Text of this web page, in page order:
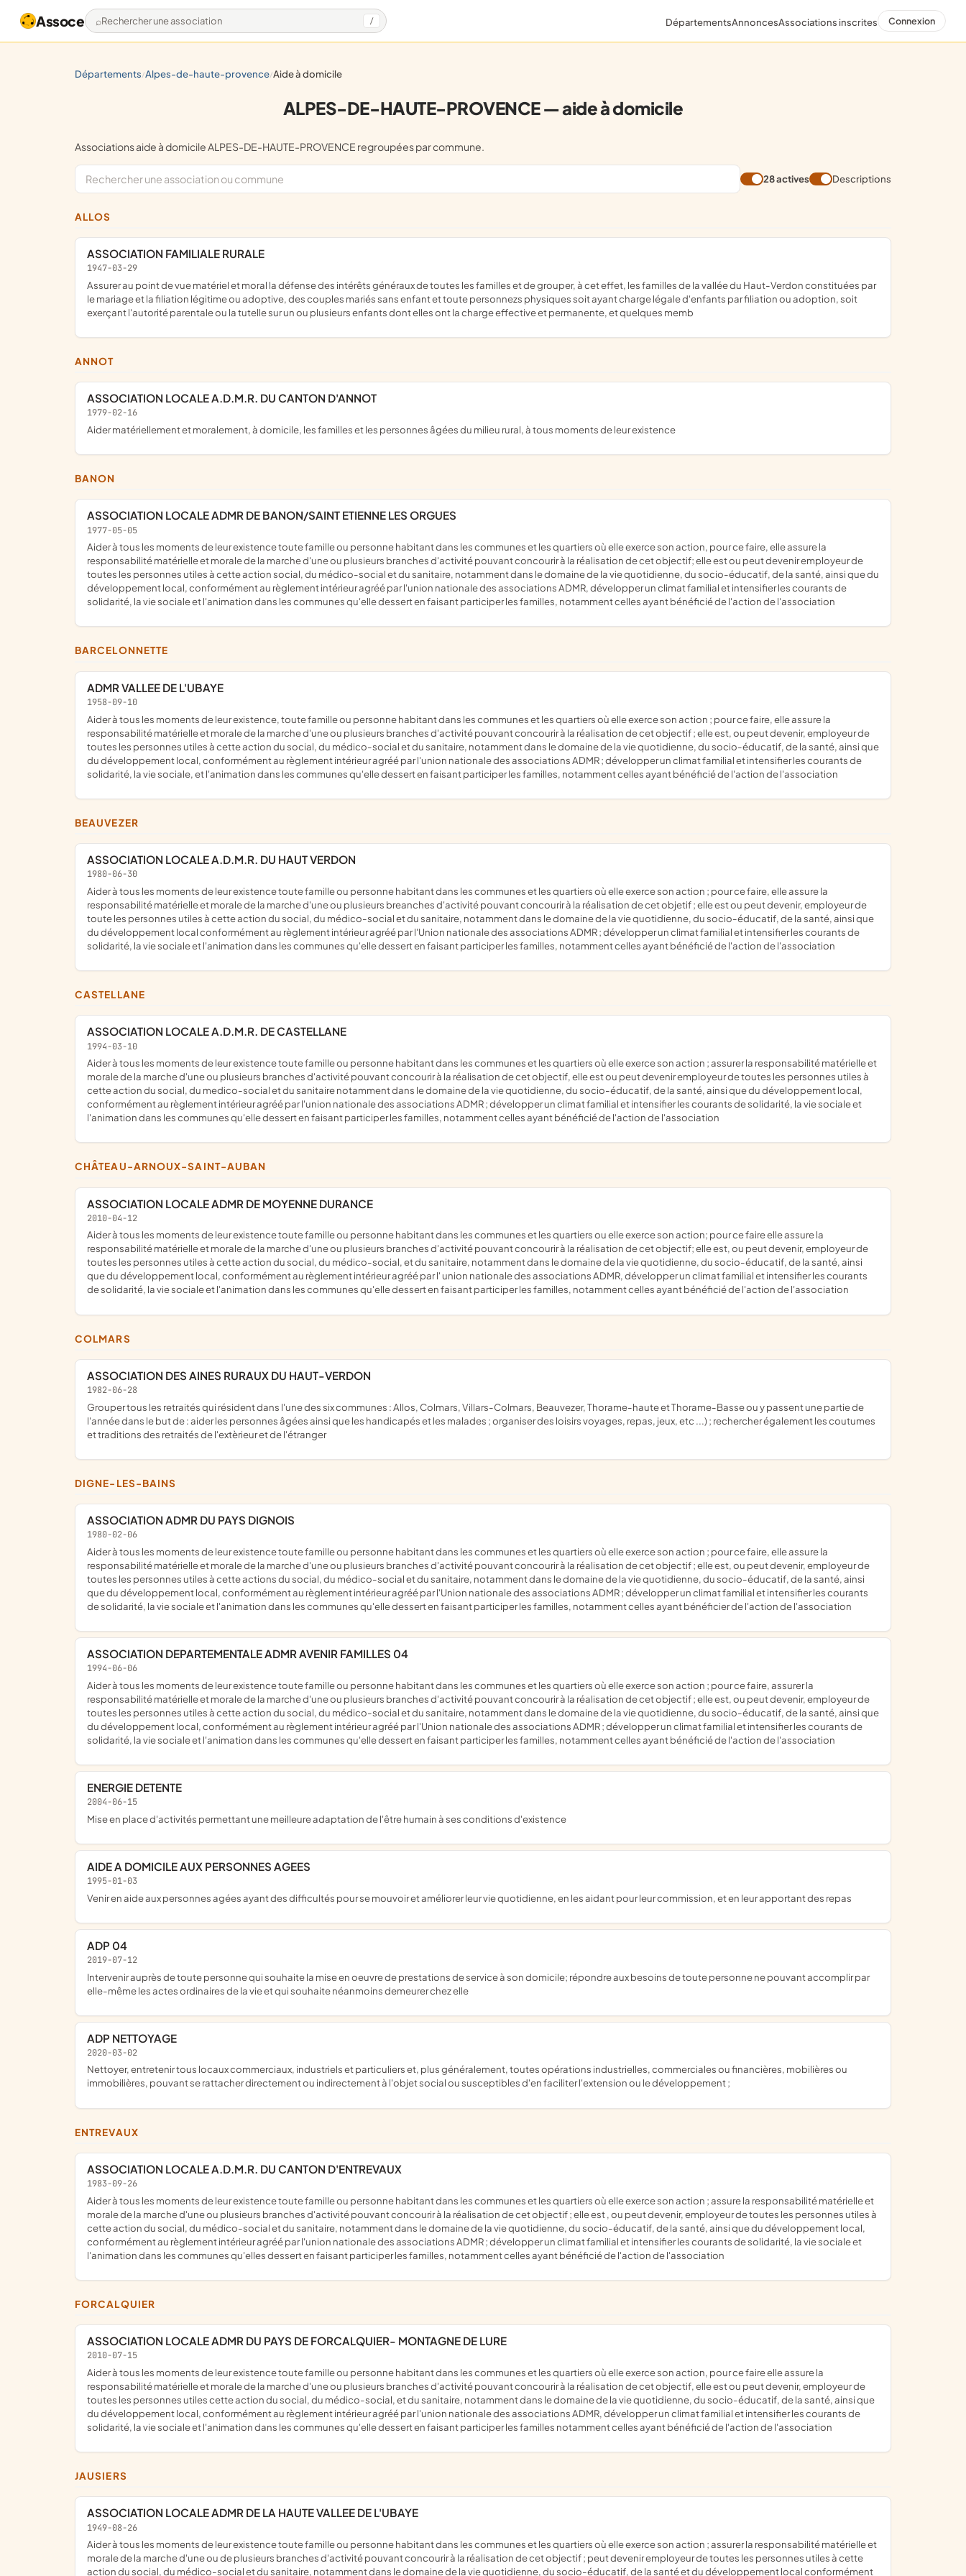
Assoce Rechercher une association / DépartementsAnnoncesAssociations inscrites Connexion
départements/ alpes-de-haute-provence/ aide à domicile
ALPES-DE-HAUTE-PROVENCE — aide à domicile
Associations aide à domicile ALPES-DE-HAUTE-PROVENCE regroupées par commune.
28 actives Descriptions
ALLOS
ASSOCIATION FAMILIALE RURALE
1947-03-29
assurer au point de vue matériel et moral la défense des intérêts généraux de toutes les familles et de grouper, à cet effet, les familles de la vallée du Haut-Verdon constituées par
le mariage et la filiation légitime ou adoptive, des couples mariés sans enfant et toute personnezs physiques soit ayant charge légale d'enfants par filiation ou adoption, soit
exerçant l'autorité parentale ou la tutelle sur un ou plusieurs enfants dont elles ont la charge effective et permanente, et quelques memb
ANNOT
ASSOCIATION LOCALE A.D.M.R. DU CANTON D'ANNOT
1979-02-16
aider matériellement et moralement, à domicile, les familles et les personnes âgées du milieu rural, à tous moments de leur existence
BANON
ASSOCIATION LOCALE ADMR DE BANON/SAINT ETIENNE LES ORGUES
1977-05-05
aider à tous les moments de leur existence toute famille ou personne habitant dans les communes et les quartiers où elle exerce son action, pour ce faire, elle assure la
responsabilité matérielle et morale de la marche d'une ou plusieurs branches d'activité pouvant concourir à la réalisation de cet objectif; elle est ou peut devenir employeur de
toutes les personnes utiles à cette action social, du médico-social et du sanitaire, notamment dans le domaine de la vie quotidienne, du socio-éducatif, de la santé, ainsi que du
développement local, conformément au règlement intérieur agréé par l'union nationale des associations ADMR, développer un climat familial et intensifier les courants de
solidarité, la vie sociale et l'animation dans les communes qu'elle dessert en faisant participer les familles, notamment celles ayant bénéficié de l'action de l'association
BARCELONNETTE
ADMR VALLEE DE L'UBAYE
1958-09-10
aider à tous les moments de leur existence, toute famille ou personne habitant dans les communes et les quartiers où elle exerce son action ; pour ce faire, elle assure la
responsabilité matérielle et morale de la marche d'une ou plusieurs branches d'activité pouvant concourir à la réalisation de cet objectif ; elle est, ou peut devenir, employeur de
toutes les personnes utiles à cette action du social, du médico-social et du sanitaire, notamment dans le domaine de la vie quotidienne, du socio-éducatif, de la santé, ainsi que
du développement local, conformément au règlement intérieur agréé par l'union nationale des associations ADMR ; développer un climat familial et intensifier les courants de
solidarité, la vie sociale, et l'animation dans les communes qu'elle dessert en faisant participer les familles, notamment celles ayant bénéficié de l'action de l'association
BEAUVEZER
ASSOCIATION LOCALE A.D.M.R. DU HAUT VERDON
1980-06-30
aider à tous les moments de leur existence toute famille ou personne habitant dans les communes et les quartiers où elle exerce son action ; pour ce faire, elle assure la
responsabilité matérielle et morale de la marche d'une ou plusieurs breanches d'activité pouvant concourir à la réalisation de cet objetif ; elle est ou peut devenir, employeur de
toute les personnes utiles à cette action du social, du médico-social et du sanitaire, notamment dans le domaine de la vie quotidienne, du socio-éducatif, de la santé, ainsi que
du développement local conformément au règlement intérieur agréé par l'Union nationale des associations ADMR ; développer un climat familial et intensifier les courants de
solidarité, la vie sociale et l'animation dans les communes qu'elle dessert en faisant participer les familles, notamment celles ayant bénéficié de l'action de l'association
CASTELLANE
ASSOCIATION LOCALE A.D.M.R. DE CASTELLANE
1994-03-10
aider à tous les moments de leur existence toute famille ou personne habitant dans les communes et les quartiers où elle exerce son action ; assurer la responsabilité matérielle et
morale de la marche d'une ou plusieurs branches d'activité pouvant concourir à la réalisation de cet objectif, elle est ou peut devenir employeur de toutes les personnes utiles à
cette action du social, du medico-social et du sanitaire notamment dans le domaine de la vie quotidienne, du socio-éducatif, de la santé, ainsi que du développement local,
conformément au règlement intérieur agréé par l'union nationale des associations ADMR ; développer un climat familial et intensifier les courants de solidarité, la vie sociale et
l'animation dans les communes qu'elle dessert en faisant participer les familles, notamment celles ayant bénéficié de l'action de l'association
CHÂTEAU-ARNOUX-SAINT-AUBAN
ASSOCIATION LOCALE ADMR DE MOYENNE DURANCE
2010-04-12
aider à tous les moments de leur existence toute famille ou personne habitant dans les communes et les quartiers ou elle exerce son action; pour ce faire elle assure la
responsabilité matérielle et morale de la marche d'une ou plusieurs branches d'activité pouvant concourir à la réalisation de cet objectif; elle est, ou peut devenir, employeur de
toutes les personnes utiles à cette action du social, du médico-social, et du sanitaire, notamment dans le domaine de la vie quotidienne, du socio-éducatif, de la santé, ainsi
que du développement local, conformément au règlement intérieur agréé par l' union nationale des associations ADMR, développer un climat familial et intensifier les courants
de solidarité, la vie sociale et l'animation dans les communes qu'elle dessert en faisant participer les familles, notamment celles ayant bénéficié de l'action de l'association
COLMARS
ASSOCIATION DES AINES RURAUX DU HAUT-VERDON
1982-06-28
grouper tous les retraités qui résident dans l'une des six communes : Allos, Colmars, Villars-Colmars, Beauvezer, Thorame-haute et Thorame-Basse ou y passent une partie de
l'année dans le but de : aider les personnes âgées ainsi que les handicapés et les malades ; organiser des loisirs voyages, repas, jeux, etc ...) ; rechercher également les coutumes
et traditions des retraités de l'extèrieur et de l'étranger
DIGNE-LES-BAINS
ASSOCIATION ADMR DU PAYS DIGNOIS
1980-02-06
aider à tous les moments de leur existence toute famille ou personne habitant dans les communes et les quartiers où elle exerce son action ; pour ce faire, elle assure la
responsabilité matérielle et morale de la marche d'une ou plusieurs branches d'activité pouvant concourir à la réalisation de cet objectif ; elle est, ou peut devenir, employeur de
toutes les personnes utiles à cette actions du social, du médico-social et du sanitaire, notamment dans le domaine de la vie quotidienne, du socio-éducatif, de la santé, ainsi
que du développement local, conformément au règlement intérieur agréé par l'Union nationale des associations ADMR ; développer un climat familial et intensifier les courants
de solidarité, la vie sociale et l'animation dans les communes qu'elle dessert en faisant participer les familles, notamment celles ayant bénéficier de l'action de l'association
ASSOCIATION DEPARTEMENTALE ADMR AVENIR FAMILLES 04
1994-06-06
aider à tous les moments de leur existence toute famille ou personne habitant dans les communes et les quartiers où elle exerce son action ; pour ce faire, assurer la
responsabilité matérielle et morale de la marche d'une ou plusieurs branches d'activité pouvant concourir à la réalisation de cet objectif ; elle est, ou peut devenir, employeur de
toutes les personnes utiles à cette action du social, du médico-social et du sanitaire, notamment dans le domaine de la vie quotidienne, du socio-éducatif, de la santé, ainsi que
du développement local, conformément au règlement intérieur agréé par l'Union nationale des associations ADMR ; développer un climat familial et intensifier les courants de
solidarité, la vie sociale et l'animation dans les communes qu'elle dessert en faisant participer les familles, notamment celles ayant bénéficié de l'action de l'association
ENERGIE DETENTE
2004-06-15
mise en place d'activités permettant une meilleure adaptation de l'être humain à ses conditions d'existence
AIDE A DOMICILE AUX PERSONNES AGEES
1995-01-03
venir en aide aux personnes agées ayant des difficultés pour se mouvoir et améliorer leur vie quotidienne, en les aidant pour leur commission, et en leur apportant des repas
ADP 04
2019-07-12
Intervenir auprès de toute personne qui souhaite la mise en oeuvre de prestations de service à son domicile; répondre aux besoins de toute personne ne pouvant accomplir par
elle-même les actes ordinaires de la vie et qui souhaite néanmoins demeurer chez elle
ADP NETTOYAGE
2020-03-02
nettoyer, entretenir tous locaux commerciaux, industriels et particuliers et, plus généralement, toutes opérations industrielles, commerciales ou financières, mobilières ou
immobilières, pouvant se rattacher directement ou indirectement à l'objet social ou susceptibles d'en faciliter l'extension ou le développement ;
ENTREVAUX
ASSOCIATION LOCALE A.D.M.R. DU CANTON D'ENTREVAUX
1983-09-26
aider à tous les moments de leur existence toute famille ou personne habitant dans les communes et les quartiers où elle exerce son action ; assure la responsabilité matérielle et
morale de la marche d'une ou plusieurs branches d'activité pouvant concourir à la réalisation de cet objectif ; elle est , ou peut devenir, employeur de toutes les personnes utiles à
cette action du social, du médico-social et du sanitaire, notamment dans le domaine de la vie quotidienne, du socio-éducatif, de la santé, ainsi que du développement local,
conformément au règlement intérieur agréé par l'union nationale des associations ADMR ; développer un climat familial et intensifier les courants de solidarité, la vie sociale et
l'animation dans les communes qu'elles dessert en faisant participer les familles, notamment celles ayant bénéficié de l'action de l'association
FORCALQUIER
ASSOCIATION LOCALE ADMR DU PAYS DE FORCALQUIER- MONTAGNE DE LURE
2010-07-15
aider à tous les moments de leur existence toute famille ou personne habitant dans les communes et les quartiers où elle exerce son action, pour ce faire elle assure la
responsabilité matérielle et morale de la marche d'une ou plusieurs branches d'activité pouvant concourir à la réalisation de cet objectif, elle est ou peut devenir, employeur de
toutes les personnes utiles cette action du social, du médico-social, et du sanitaire, notamment dans le domaine de la vie quotidienne, du socio-éducatif, de la santé, ainsi que
du développement local, conformément au règlement intérieur agréé par l'union nationale des associations ADMR, développer un climat familial et intensifier les courants de
solidarité, la vie sociale et l'animation dans les communes qu'elle dessert en faisant participer les familles notamment celles ayant bénéficié de l'action de l'association
JAUSIERS
ASSOCIATION LOCALE ADMR DE LA HAUTE VALLEE DE L'UBAYE
1949-08-26
aider à tous les moments de leur existence toute famille ou personne habitant dans les communes et les quartiers où elle exerce son action ; assurer la responsabilité matérielle et
morale de la marche d'une ou de plusieurs branches d'activité pouvant concourir à la réalisation de cet objectif ; peut devenir employeur de toutes les personnes utiles à cette
action du social, du médico-social et du sanitaire, notamment dans le domaine de la vie quotidienne, du socio-éducatif, de la santé et du développement local conformément